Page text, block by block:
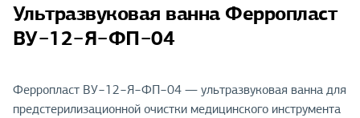
Ультразвуковая ванна Ферропласт
ВУ−12−Я−ФП−04
Ферропласт ВУ−12−Я−ФП−04 — ультразвуковая ванна для
предстерилизационной очистки медицинского инструмента